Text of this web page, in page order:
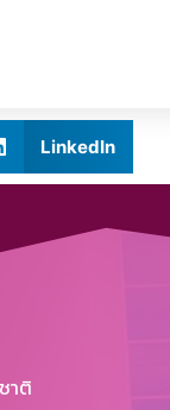
LinkedIn
าติ